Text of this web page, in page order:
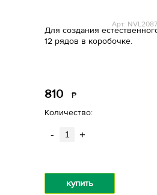
Арт: NVL2087
Для создания
12 рядов в коробочке.
810 Р
Количество:
- +
купить